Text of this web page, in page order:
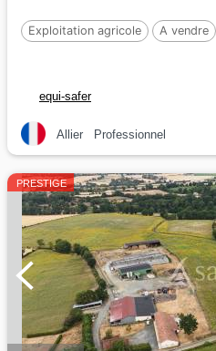
Exploitation agricole A vendre
equi-safer
Allier Professionnel
PRESTIGE